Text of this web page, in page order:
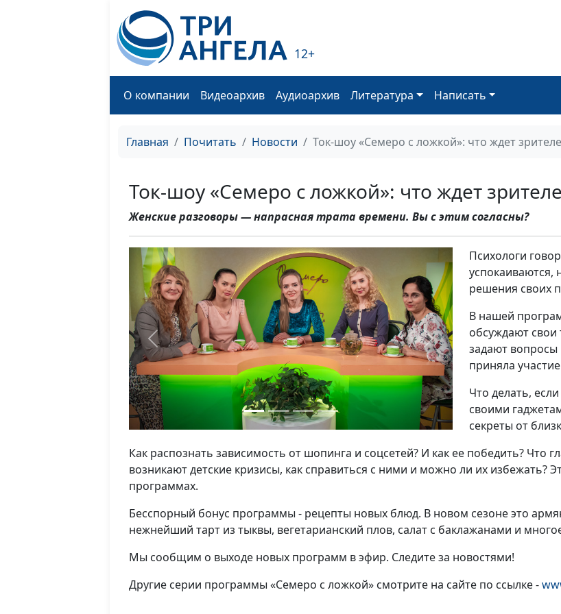
12+
О компании Видеоархив Аудиоархив Литература Написать
Главная Почитать Новости Ток-шоу «Семеро с ложкой»: что ждет
Ток-шоу «Семеро с ложкой»: что ждет
Женские разговоры — напрасная трата времени. Вы с этим согласны?
Previous Next
Психологи
успокаиваются,
решения своих
В нашей
обсуждают свои
задают вопросы
приняла
Что делать,
своими
секреты от
Как распознать зависимость от шопинга и соцсетей? И как ее победить? Что
возникают детские кризисы, как справиться с ними и можно ли их избежать?
программах.
Бесспорный бонус программы - рецепты новых блюд. В новом сезоне это
нежнейший тарт из тыквы, вегетарианский плов, салат с баклажанами и
Мы сообщим о выходе новых программ в эфир. Следите за новостями!
Другие серии программы «Семеро с ложкой» смотрите на сайте по ссылке -